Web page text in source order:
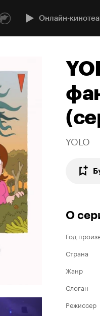
Онлайн-
(
YOLO
О
Год
Страна
Жанр
Слоган
Режиссер